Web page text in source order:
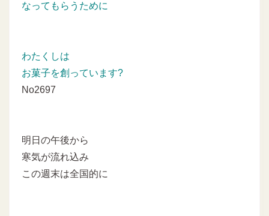
なってもらうために
わたくしは
お菓子を創っています?
No2697
明日の午後から
寒気が流れ込み
この週末は全国的に